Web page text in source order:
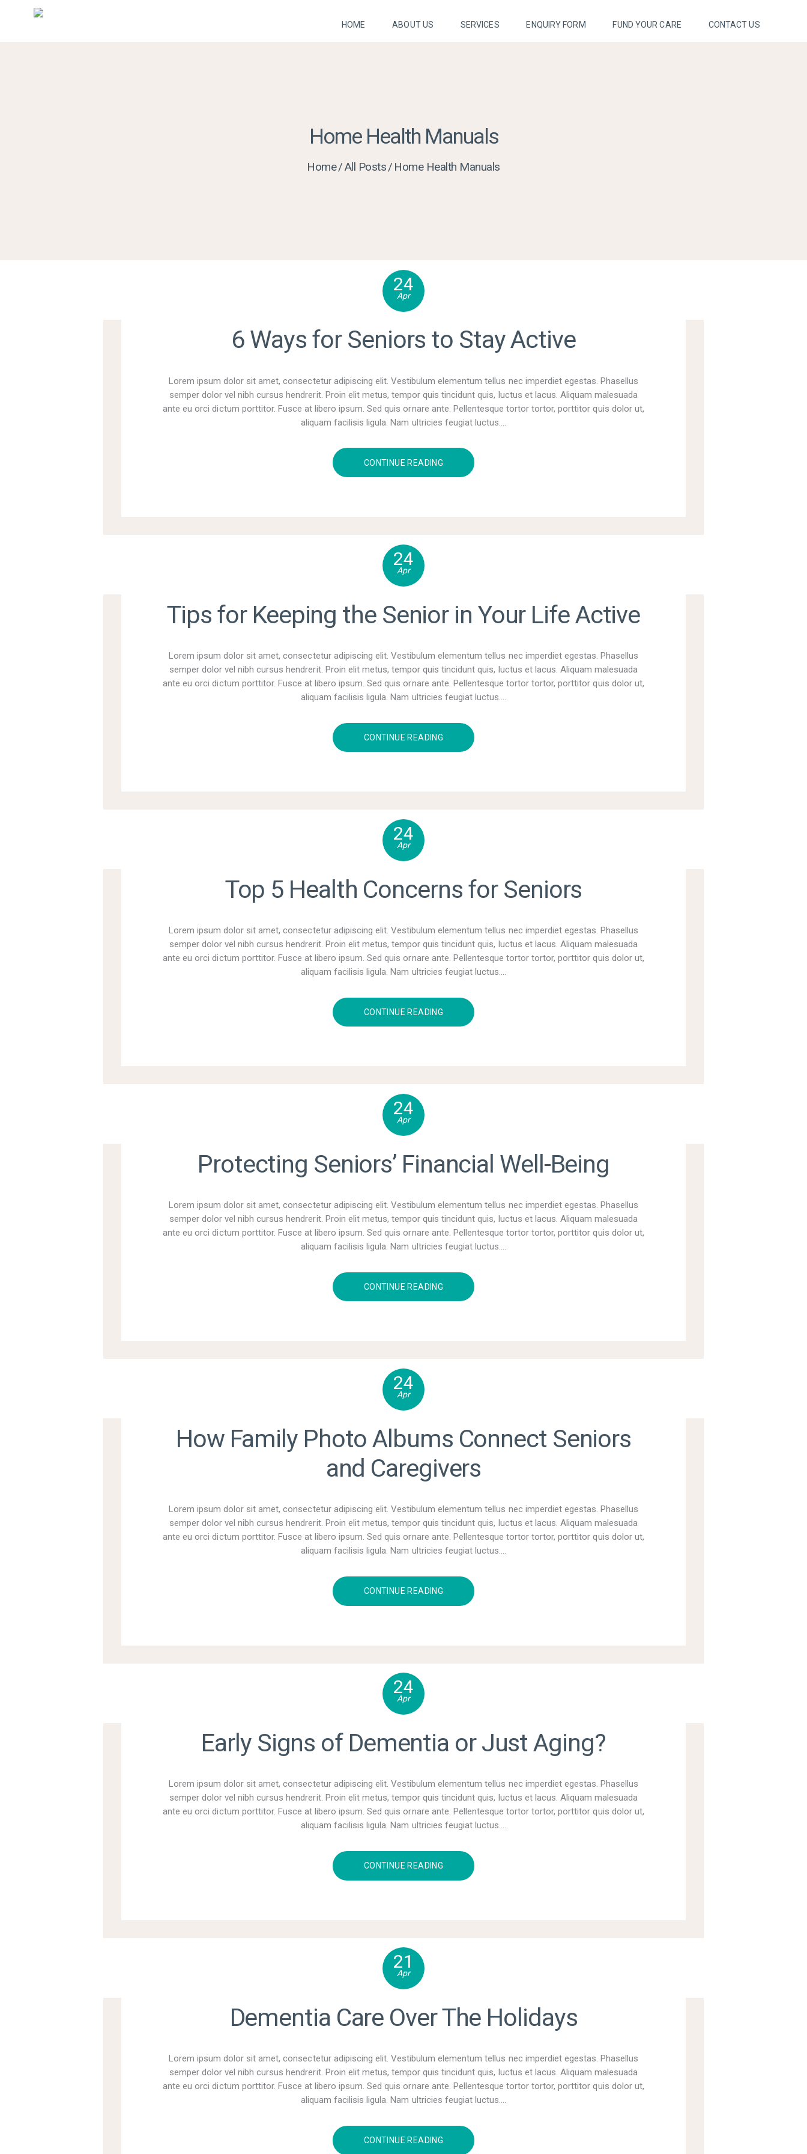
HOME ABOUT US SERVICES ENQUIRY FORM FUND YOUR CARE CONTACT US
Home Health Manuals
Home All Posts Home Health Manuals
HOME
FUND YOUR
CARE
24
Apr
6 Ways for Seniors to Stay Active
Lorem ipsum dolor sit amet, consectetur adipiscing elit. Vestibulum elementum tellus nec imperdiet egestas. Phasellus
semper dolor vel nibh cursus hendrerit. Proin elit metus, tempor quis tincidunt quis, luctus et lacus. Aliquam malesuada
ante eu orci dictum porttitor. Fusce at libero ipsum. Sed quis ornare ante. Pellentesque tortor tortor, porttitor quis dolor ut,
aliquam facilisis ligula. Nam ultricies feugiat luctus.…
CONTINUE READING
24
Apr
Tips for Keeping the Senior in Your Life Active
Lorem ipsum dolor sit amet, consectetur adipiscing elit. Vestibulum elementum tellus nec imperdiet egestas. Phasellus
semper dolor vel nibh cursus hendrerit. Proin elit metus, tempor quis tincidunt quis, luctus et lacus. Aliquam malesuada
ante eu orci dictum porttitor. Fusce at libero ipsum. Sed quis ornare ante. Pellentesque tortor tortor, porttitor quis dolor ut,
aliquam facilisis ligula. Nam ultricies feugiat luctus.…
CONTINUE READING
24
Apr
Top 5 Health Concerns for Seniors
Lorem ipsum dolor sit amet, consectetur adipiscing elit. Vestibulum elementum tellus nec imperdiet egestas. Phasellus
semper dolor vel nibh cursus hendrerit. Proin elit metus, tempor quis tincidunt quis, luctus et lacus. Aliquam malesuada
ante eu orci dictum porttitor. Fusce at libero ipsum. Sed quis ornare ante. Pellentesque tortor tortor, porttitor quis dolor ut,
aliquam facilisis ligula. Nam ultricies feugiat luctus.…
CONTINUE READING
24
Apr
Protecting Seniors’ Financial Well-Being
Lorem ipsum dolor sit amet, consectetur adipiscing elit. Vestibulum elementum tellus nec imperdiet egestas. Phasellus
semper dolor vel nibh cursus hendrerit. Proin elit metus, tempor quis tincidunt quis, luctus et lacus. Aliquam malesuada
ante eu orci dictum porttitor. Fusce at libero ipsum. Sed quis ornare ante. Pellentesque tortor tortor, porttitor quis dolor ut,
aliquam facilisis ligula. Nam ultricies feugiat luctus.…
CONTINUE READING
24
Apr
How Family Photo Albums Connect Seniors
and Caregivers
Lorem ipsum dolor sit amet, consectetur adipiscing elit. Vestibulum elementum tellus nec imperdiet egestas. Phasellus
semper dolor vel nibh cursus hendrerit. Proin elit metus, tempor quis tincidunt quis, luctus et lacus. Aliquam malesuada
ante eu orci dictum porttitor. Fusce at libero ipsum. Sed quis ornare ante. Pellentesque tortor tortor, porttitor quis dolor ut,
aliquam facilisis ligula. Nam ultricies feugiat luctus.…
CONTINUE READING
24
Apr
Early Signs of Dementia or Just Aging?
Lorem ipsum dolor sit amet, consectetur adipiscing elit. Vestibulum elementum tellus nec imperdiet egestas. Phasellus
semper dolor vel nibh cursus hendrerit. Proin elit metus, tempor quis tincidunt quis, luctus et lacus. Aliquam malesuada
ante eu orci dictum porttitor. Fusce at libero ipsum. Sed quis ornare ante. Pellentesque tortor tortor, porttitor quis dolor ut,
aliquam facilisis ligula. Nam ultricies feugiat luctus.…
CONTINUE READING
21
Apr
Dementia Care Over The Holidays
Lorem ipsum dolor sit amet, consectetur adipiscing elit. Vestibulum elementum tellus nec imperdiet egestas. Phasellus
semper dolor vel nibh cursus hendrerit. Proin elit metus, tempor quis tincidunt quis, luctus et lacus. Aliquam malesuada
ante eu orci dictum porttitor. Fusce at libero ipsum. Sed quis ornare ante. Pellentesque tortor tortor, porttitor quis dolor ut,
aliquam facilisis ligula. Nam ultricies feugiat luctus.…
CONTINUE READING